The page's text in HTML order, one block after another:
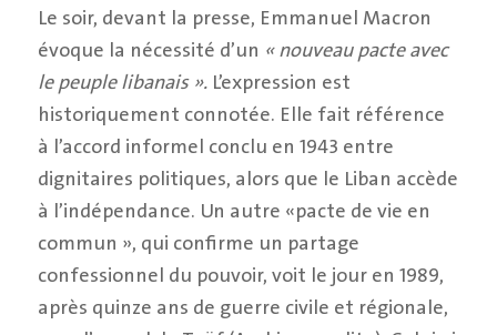
Le soir, devant la presse, Emmanuel Macron
évoque la nécessité d’un « nouveau pacte avec
le peuple libanais ». L’expression est
historiquement connotée. Elle fait référence
à l’accord informel conclu en 1943 entre
dignitaires politiques, alors que le Liban accède
à l’indépendance. Un autre «pacte de vie en
commun », qui confirme un partage
confessionnel du pouvoir, voit le jour en 1989,
après quinze ans de guerre civile et régionale,